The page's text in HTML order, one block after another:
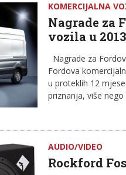
KOMERCIJALNA
Nagrade za
vozila u
Nagrade za
Fordova
u proteklih 12
priznanja, više nego
AUDIO/VIDEO
Rockford